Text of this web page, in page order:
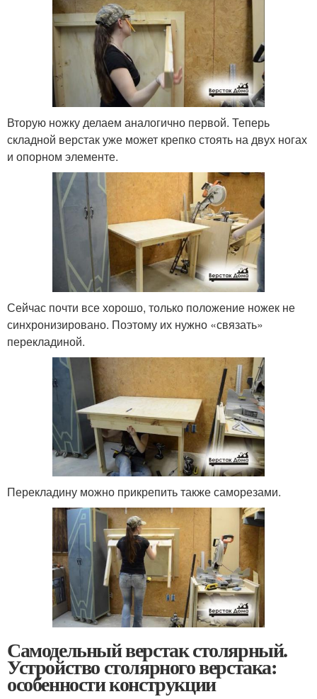
Вторую ножку делаем аналогично первой. Теперь
складной верстак уже может крепко стоять на двух ногах
и опорном элементе.
Сейчас почти все хорошо, только положение ножек не
синхронизировано. Поэтому их нужно «связать»
перекладиной.
Перекладину можно прикрепить также саморезами.
Самодельный верстак столярный.
Устройство столярного верстака:
особенности конструкции